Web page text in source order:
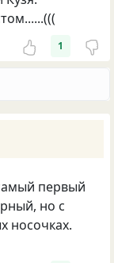
1
первый
но с
носочках.